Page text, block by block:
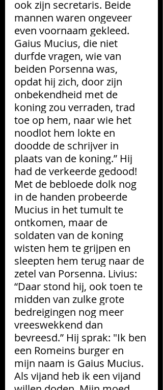
ook zijn secretaris. Beide
mannen waren ongeveer
even voornaam gekleed.
Gaius Mucius, die niet
durfde vragen, wie van
beiden Porsenna was,
opdat hij zich, door zijn
onbekendheid met de
koning zou verraden, trad
toe op hem, naar wie het
noodlot hem lokte en
doodde de schrijver in
plaats van de koning.” Hij
had de verkeerde gedood!
Met de bebloede dolk nog
in de handen probeerde
Mucius in het tumult te
ontkomen, maar de
soldaten van de koning
wisten hem te grijpen en
sleepten hem terug naar de
zetel van Porsenna. Livius:
“Daar stond hij, ook toen te
midden van zulke grote
bedreigingen nog meer
vreeswekkend dan
bevreesd.” Hij sprak: "Ik ben
een Romeins burger en
mijn naam is Gaius Mucius.
Als vijand heb ik een vijand